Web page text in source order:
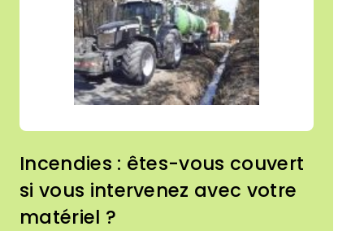
Incendies : êtes-vous couvert
si vous intervenez avec votre
matériel ?